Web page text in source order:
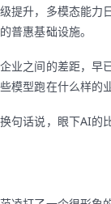
级提升，多模态能力
的普惠基础设施。
企业之间的差距，早
些模型跑在什么样的
换句话说，眼下AI的